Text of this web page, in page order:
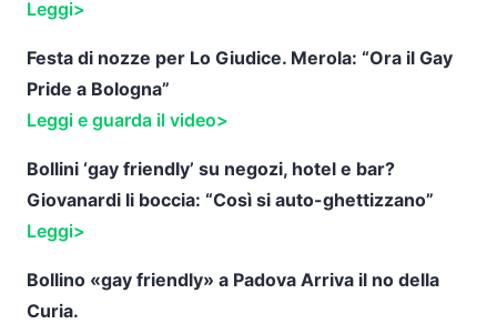
Leggi>
Festa di nozze per Lo Giudice. Merola: “Ora il Gay
Pride a Bologna”
Leggi e guarda il video>
Bollini ‘gay friendly’ su negozi, hotel e bar?
Giovanardi li boccia: “Così si auto-ghettizzano”
Leggi>
Bollino «gay friendly» a Padova Arriva il no della
Curia.